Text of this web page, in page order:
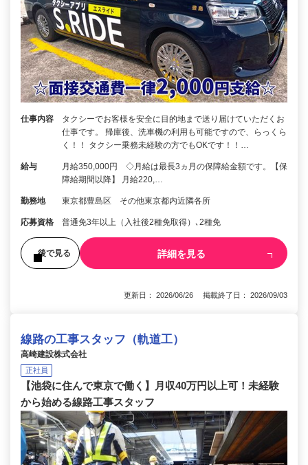
仕事内容
タクシーでお客様を安全に目的地まで送り届けていただくお
仕事です。 帰庫後、洗車機の利用も可能ですので、らっくら
く！！ タクシー乗務未経験の方でもOKです！！…
給与
月給350,000円 ◇月給は最長3ヵ月の保障給金額です。【保
障給期間以降】 月給220,…
勤務地 東京都豊島区 その他東京都内近隣各所
応募資格 普通免3年以上（入社後2種免取得）､2種免
後で見る 詳細を見る
更新日： 2026/06/26 掲載終了日： 2026/09/03
線路の工事スタッフ（軌道工）
高崎建設株式会社
正社員
【池袋に住んで東京で働く】月収40万円以上可！未経験
から始める線路工事スタッフ